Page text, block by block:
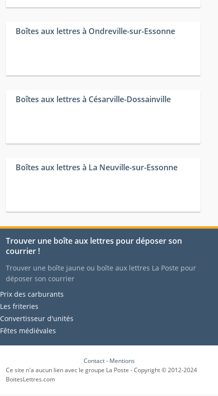
Boîtes aux lettres à Ondreville-sur-Essonne
Boîtes aux lettres à Césarville-Dossainville
Boîtes aux lettres à La Neuville-sur-Essonne
Trouver une boîte aux lettres pour déposer son
courrier !
Trouver une boîte jaune ou boîte aux lettres La Poste pour
déposer son courrier
Prix des carburants
Les friteries
Convertisseur d'unités
Fêtes médiévales
Contact- Mentions
Ce site n'a aucun lien avec le groupe La Poste - Copyright © 2012-2024
BoitesLettres.com